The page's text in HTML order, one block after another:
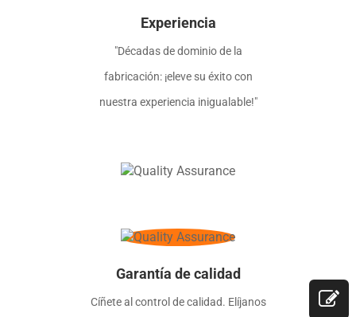
Experiencia
"Décadas de dominio de la
fabricación: ¡eleve su éxito con
nuestra experiencia inigualable!"
Garantía de calidad
Cíñete al control de calidad. Elíjanos